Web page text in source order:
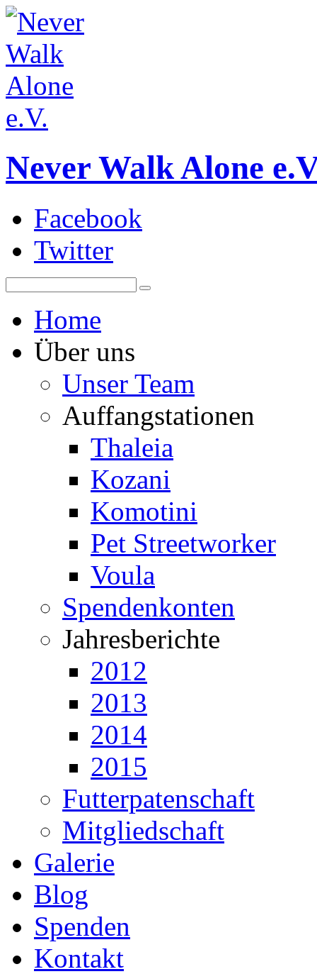
Never Walk Alone
Facebook
Twitter
Home
Über uns
Unser Team
Auffangstationen
Thaleia
Kozani
Komotini
Pet Streetworker
Voula
Spendenkonten
Jahresberichte
2012
2013
2014
2015
Futterpatenschaft
Mitgliedschaft
Galerie
Blog
Spenden
Kontakt